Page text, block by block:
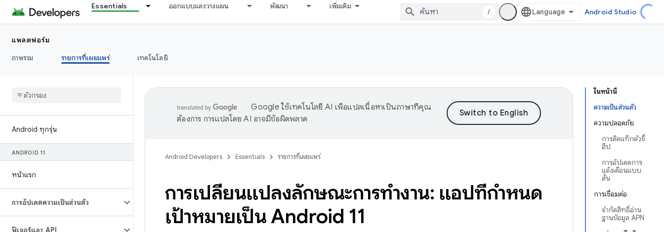
Essentials ออกแบบและวางแผน พัฒนา เพิ่มเติม
/ Android Studio
แพลตฟอร์ม
ภาพรวม
รายการที่เผยแพร่ เทคโนโลยี
Android ทุกรุ่น
ANDROID 11
หน้าแรก
การอัปเดตความเป็นส่วนตัว
ฟีเจอร์และ API
ในหน้านี้
ความเป็นส่วนตัว
ความปลอดภัย
การติดแท็กตัวชี้
ฮีป
การอัปเดตการ
แจ้งเตือนแบบ
สั้น
การเชื่อมต่อ
จำกัดสิทธิ์อ่าน
ฐานข้อมูล APN
Google ใช้เทคโนโลยี AI เพื่อแปลเนื้อหาเป็นภาษาที่คุณ
ต้องการ การแปลโดย AI อาจมีข้อผิดพลาด
Android Developers Essentials รายการที่เผยแพร่
การเปลี่ยนแปลงลักษณะการทํางาน: แอปที่กําหนด
เป้าหมายเป็น Android 11